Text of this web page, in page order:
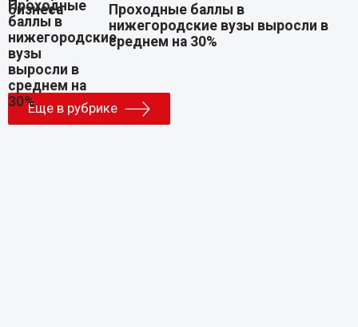
Проходные баллы в
нижегородские вузы выросли в
среднем на 30%
Еще в рубрике